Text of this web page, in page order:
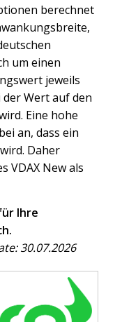
berechnet
um einen
jeweils
Wert auf den
Eine hohe
an, dass ein
Daher
VDAX New als
Ihre
30.07.2026